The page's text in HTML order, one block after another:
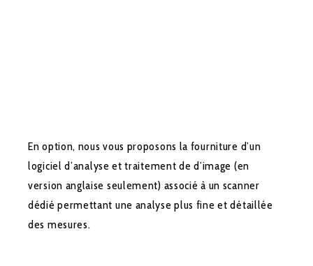
En option, nous vous proposons la fourniture d’un
logiciel d’analyse et traitement de d’image (en
version anglaise seulement) associé à un scanner
dédié permettant une analyse plus fine et détaillée
des mesures.